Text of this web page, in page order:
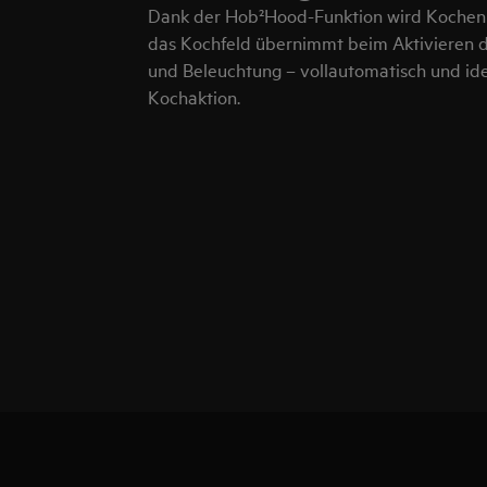
Dank der Hob²Hood-Funktion wird
das Kochfeld übernimmt beim Aktivieren
und Beleuchtung – vollautomatisch und
Kochaktion.